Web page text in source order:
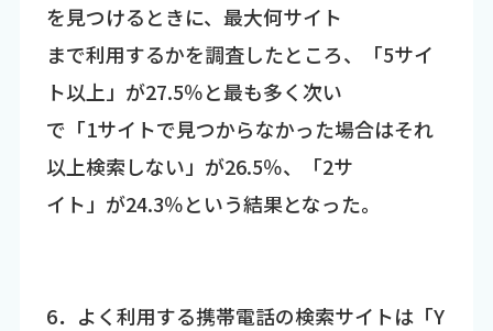
を見つけるときに、最大何サイト
まで利用するかを調査したところ、「5サイ
ト以上」が27.5％と最も多く次い
で「1サイトで見つからなかった場合はそれ
以上検索しない」が26.5％、「2サ
イト」が24.3％という結果となった。
6．よく利用する携帯電話の検索サイトは「Y